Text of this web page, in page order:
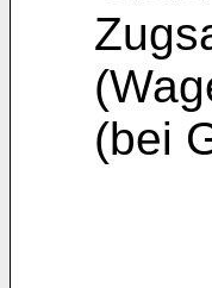
(bei